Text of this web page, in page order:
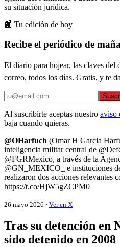
su situación jurídica.
📰 Tu edición de hoy
Recibe el periódico de
El diario para hojear, las claves
correo, todos los días. Gratis, y te
Al suscribirte aceptas nuestro aviso
baja cuando quieras.
@OHarfuch (Omar H Garcia
inteligencia militar central de
@FGRMexico, a través de la
@GN_MEXICO_ e instituciones
realizaron dos acciones relevantes
https://t.co/HjW5gZCPM0
26 mayo 2026 · Ver en X
Tras su detención en
sido detenido en 2008